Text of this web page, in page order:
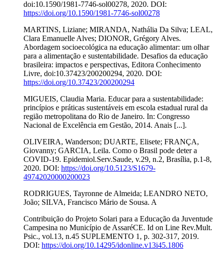
doi:10.1590/1981-7746-sol00278, 2020. DOI:
https://doi.org/10.1590/1981-7746-sol00278
MARTINS, Liziane; MIRANDA, Nathália Da Silva; LEAL,
Clara Emanuelle Alves; DIONOR, Grégory Alves.
Abordagem socioecológica na educação alimentar: um olhar
para a alimentação e sustentabilidade. Desafios da educação
brasileira: impactos e perspectivas, Editora Conhecimento
Livre, doi:10.37423/200200294, 2020. DOI:
https://doi.org/10.37423/200200294
MIGUEIS, Claudia Maria. Educar para a sustentabilidade:
princípios e práticas sustentáveis em escola estadual rural da
região metropolitana do Rio de Janeiro. In: Congresso
Nacional de Excelência em Gestão, 2014. Anais [...].
OLIVEIRA, Wanderson; DUARTE, Elisete; FRANÇA,
Giovanny; GARCIA, Leila. Como o Brasil pode deter a
COVID-19. Epidemiol.Serv.Saude, v.29, n.2, Brasília, p.1-8,
2020. DOI: https://doi.org/10.5123/S1679-
49742020000200023
RODRIGUES, Tayronne de Almeida; LEANDRO NETO,
João; SILVA, Francisco Mário de Sousa. A
Contribuição do Projeto Solari para a Educação da Juventude
Campesina no Município de AssaréCE. Id on Line Rev.Mult.
Psic., vol.13, n.45 SUPLEMENTO 1, p. 302-317, 2019.
DOI: https://doi.org/10.14295/idonline.v13i45.1806